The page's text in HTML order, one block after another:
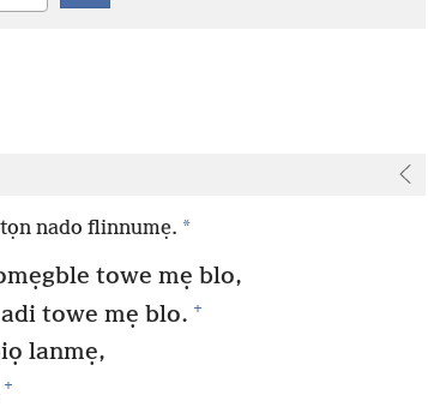
nado flinnumẹ. *
towe mẹ blo,
towe mẹ blo. +
lanmẹ,
+